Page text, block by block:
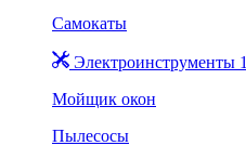
Самокаты
Электроинструменты 1
Мойщик окон
Пылесосы